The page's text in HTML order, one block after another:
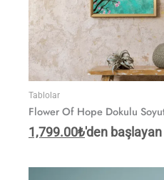
Tablolar
Flower Of Hope Dokulu
1,799.00₺'den